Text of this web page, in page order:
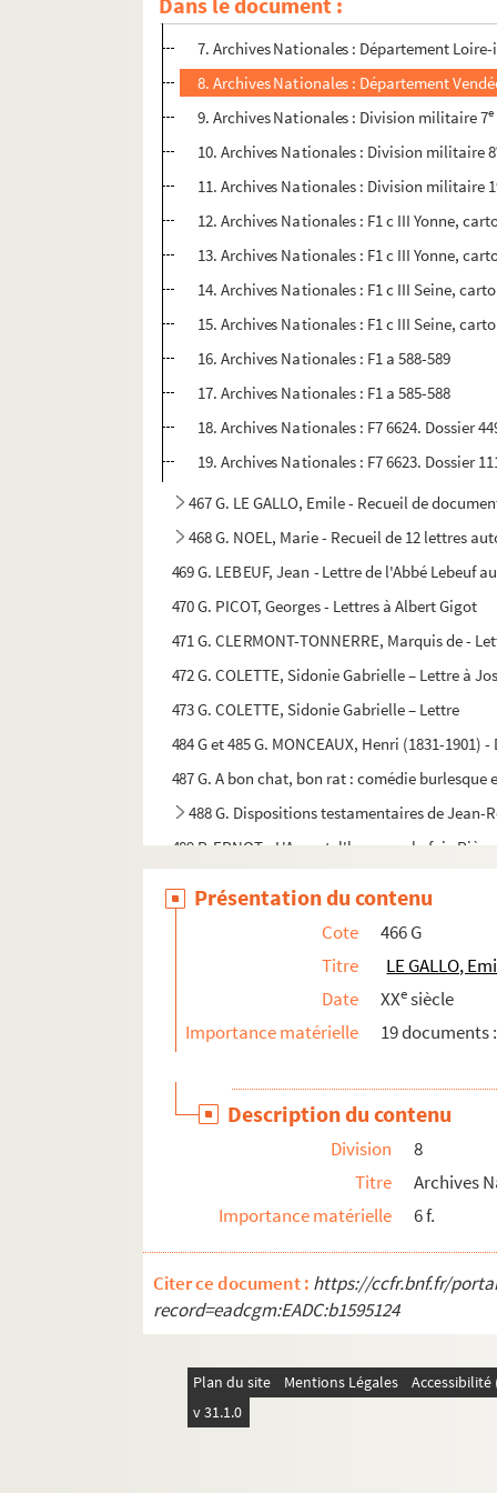
6. Archives Nationales : Départements
7. Archives Nationales : Département Loire-
8. Archives Nationales : Département
9. Archives Nationales : Division militaire 7e
10. Archives Nationales : Division militaire 8
11. Archives Nationales : Division militaire
12. Archives Nationales : F1 c III Yonne,
13. Archives Nationales : F1 c III Yonne,
14. Archives Nationales : F1 c III Seine,
15. Archives Nationales : F1 c III Seine,
16. Archives Nationales : F1 a 588-589
17. Archives Nationales : F1 a 585-588
18. Archives Nationales : F7 6624. Dossier
19. Archives Nationales : F7 6623. Dossier
467 G. LE GALLO, Emile - Recueil de
468 G. NOEL, Marie - Recueil de 12 lettres
469 G. LEBEUF, Jean - Lettre de l'Abbé
470 G. PICOT, Georges - Lettres à Albert Gigot
471 G. CLERMONT-TONNERRE, Marquis de -
472 G. COLETTE, Sidonie Gabrielle – Lettre à
473 G. COLETTE, Sidonie Gabrielle – Lettre
484 G et 485 G. MONCEAUX, Henri (1831-
487 G. A bon chat, bon rat : comédie burlesque
488 G. Dispositions testamentaires de Jean-
489 P. ERNOT - L'Argent, l'honneur, la foi :
491 P. Médecine
495 P. VOELAS – Etude sur le château de
496 P. OVIDE – L'Art d'aimer
497 G. O BETNOR - Mon Député : Registre
498 G. Notes sur les personnes de l'Yonne
500 P et 501 P. PIERPONT, Cécile de –
502 P. DASSONVILLE – Solution
503 P. L'Interruption du sommeil cabalistique
504 G. Bomorivois...
505 P. Journal d'un cultivateur vigneron
506 P. L'Affaire de la rue... : Pièce de théâtre
507 G. Evovac (?)
Présentation du contenu
Cote
466 G
Titre
LE GALLO,
Date
XXesiècle
Importance matérielle
19
Description du contenu
Division
8
Titre
Archives
Importance matérielle
6 f.
Citer ce document : https://ccfr.bnf.fr/
record=eadcgm:EADC:b1595124
Plan du site Mentions Légales
v 31.1.0